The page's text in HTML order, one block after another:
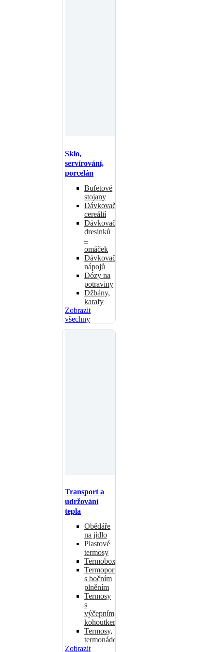
Sklo,
servírování,
porcelán
Bufetové
stojany
Dávkovače
cereálií
Dávkovače
dresinků
–
omáček
Dávkovače
nápojů
Dózy na
potraviny
Džbány,
karafy
Zobrazit
všechny
Transport a
udržování
tepla
Obědáře
na jídlo
Plastové
termosy
Termoboxy
Termoporty
s bočním
plněním
Termosy
s
výčepním
kohoutkem
Termosy,
termonádoby
Zobrazit